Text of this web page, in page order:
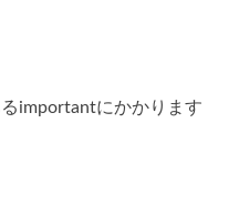
importantにかかります